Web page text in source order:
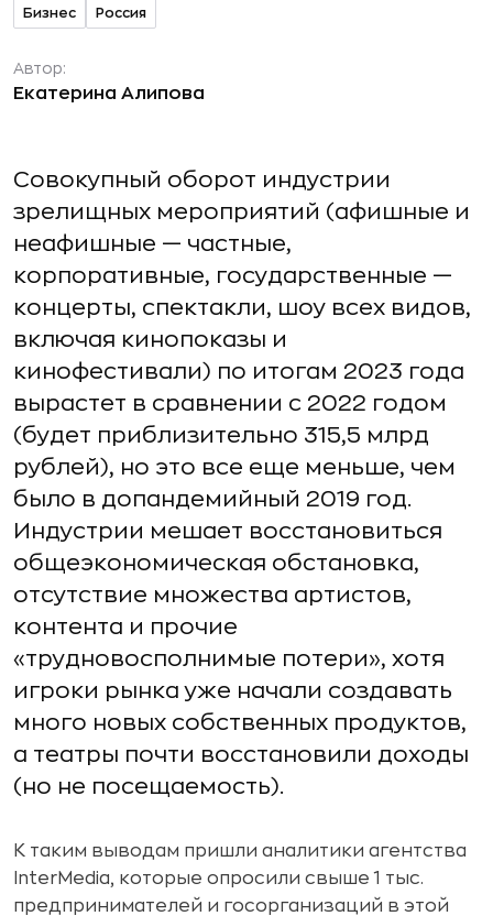
Бизнес Россия
Автор:
Екатерина Алипова
Совокупный оборот индустрии
зрелищных мероприятий (афишные и
неафишные — частные,
корпоративные, государственные —
концерты, спектакли, шоу всех видов,
включая кинопоказы и
кинофестивали) по итогам 2023 года
вырастет в сравнении с 2022 годом
(будет приблизительно 315,5 млрд
рублей), но это все еще меньше, чем
было в допандемийный 2019 год.
Индустрии мешает восстановиться
общеэкономическая обстановка,
отсутствие множества артистов,
контента и прочие
«трудновосполнимые потери», хотя
игроки рынка уже начали создавать
много новых собственных продуктов,
а театры почти восстановили доходы
(но не посещаемость).
К таким выводам пришли аналитики агентства
InterMedia, которые опросили свыше 1 тыс.
предпринимателей и госорганизаций в этой